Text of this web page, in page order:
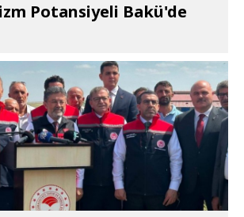
Potansiyeli Bakü'de